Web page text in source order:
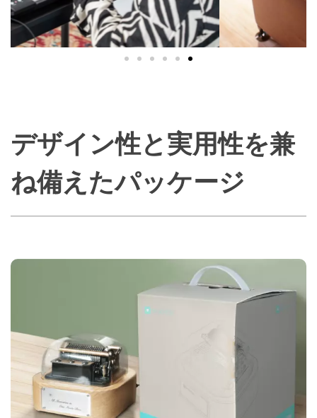
デザイン性と実用性を兼
ね備えたパッケージ